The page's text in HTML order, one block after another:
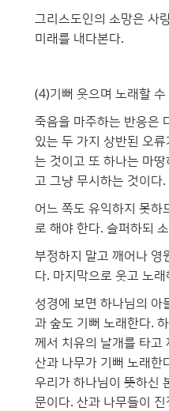
그리스도인의 소망은 사
미래를 내다본다.
(4)기뻐 웃으며 노래할 수
죽음을 마주하는 반응은
있는 두 가지 상반된 오
는 것이고 또 하나는 마
고 그냥 무시하는 것이다.
어느 쪽도 유익하지 못하
로 해야 한다. 슬퍼하되
부정하지 말고 깨어나 영
다. 마지막으로 웃고 노래
성경에 보면 하나님의 아
과 숲도 기뻐 노래한다.
께서 치유의 날개를 타고
산과 나무가 기뻐 노래한
우리가 하나님이 뜻하신
문이다. 산과 나무들이